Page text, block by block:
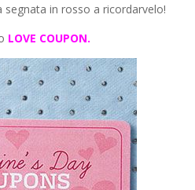
segnata in rosso a ricordarvelo!
LOVE COUPON.